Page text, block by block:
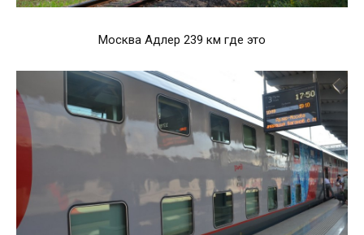
Москва Адлер 239 км где это